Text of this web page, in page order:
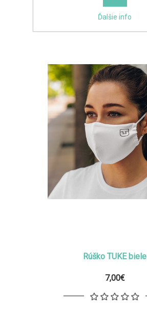
Rúško TUKE biele
7,00€
Ďalšie info